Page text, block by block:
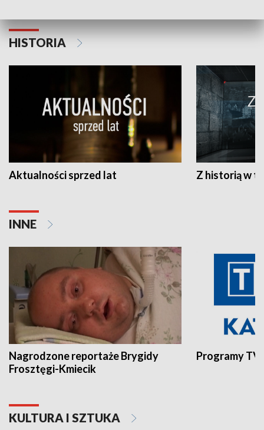
HISTORIA
Aktualności sprzed lat Z historią w
INNE
Nagrodzone reportaże Brygidy
Frosztęgi-Kmiecik
Programy
KULTURA I SZTUKA